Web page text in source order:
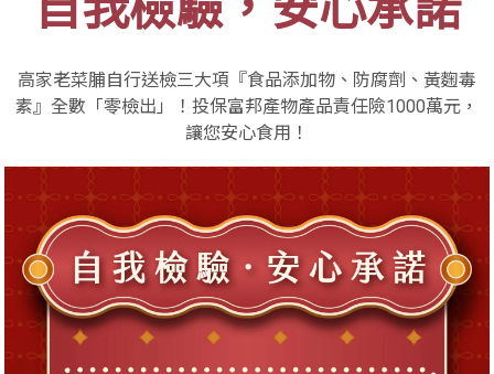
高家老菜脯自行送檢三大項『食品添加物、防腐劑、黃麴毒
素』全數「零檢出」！投保富邦產物產品責任險1000萬元，
讓您安心食用！